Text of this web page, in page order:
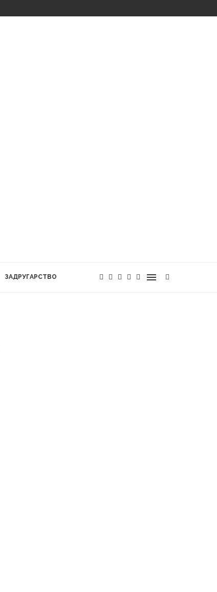
ЗАДРУГАРСТВО